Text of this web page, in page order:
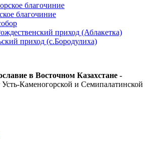
благочиние
благочиние
приход (Аблакетка)
приход (с.Бородулиха)
в Восточном Казахстане -
Каменогорской и Семипалатинской